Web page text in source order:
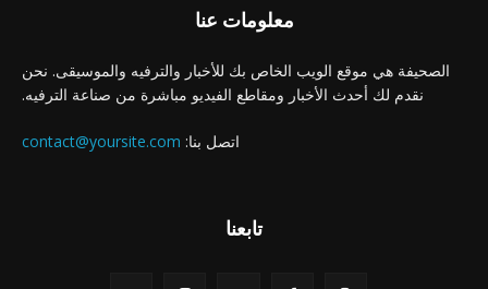
معلومات عنا
الصحيفة هي موقع الويب الخاص بك للأخبار والترفيه والموسيقى. نحن
نقدم لك أحدث الأخبار ومقاطع الفيديو مباشرة من صناعة الترفيه.
اتصل بنا: contact@yoursite.com
تابعنا